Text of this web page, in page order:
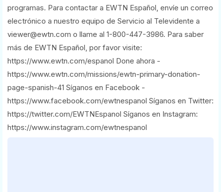
programas. Para contactar a EWTN Español, envíe un correo
electrónico a nuestro equipo de Servicio al Televidente a
viewer@ewtn.com o llame al 1-800-447-3986. Para saber
más de EWTN Español, por favor visite:
https://www.ewtn.com/espanol Done ahora -
https://www.ewtn.com/missions/ewtn-primary-donation-
page-spanish-41 Síganos en Facebook -
https://www.facebook.com/ewtnespanol Síganos en Twitter:
https://twitter.com/EWTNEspanol Síganos en Instagram:
https://www.instagram.com/ewtnespanol